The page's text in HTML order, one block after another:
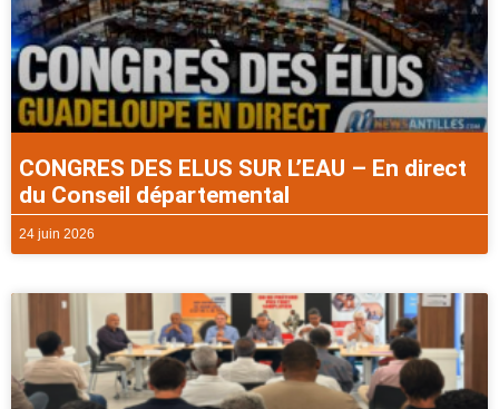
CONGRES DES ELUS SUR L’EAU – En direct
du Conseil départemental
24 juin 2026